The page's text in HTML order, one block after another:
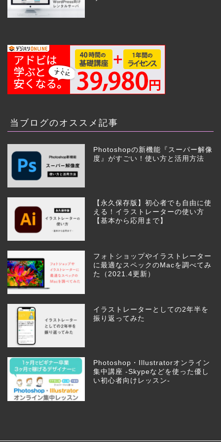
当ブログのオススメ記事
Photoshopの新機能『スーパー解像
度』がすごい！使い方と活用方法
【永久保存版】初心者でも自由に使
える！イラストレーターの使い方
【基本から応用まで】
フォトショップやイラストレーター
に最適なスペックのMacを調べてみ
た（2021.4更新）
イラストレーターとしての2年半を
振り返ってみた
Photoshop・Illustratorオンライン
集中講座 -Skypeなどを使った優し
い初心者向けレッスン-